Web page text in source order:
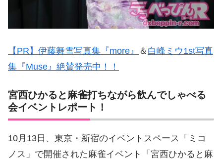
【PR】伊藤舞雪写真集『more』 ＆ 白峰ミウ1st写真
集『Muse』絶賛発売中！！
宮西ひかると麻雀打ちながら飲んでしゃべる
会イベントレポート！
10月13日、東京・新宿のイベントスペース「ミコ
ノス」で開催された麻雀イベント「宮西ひかると麻